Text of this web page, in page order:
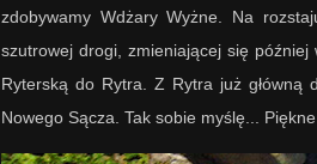
zdobywamy Wdżary Wyżne. Na
szutrowej drogi, zmieniającej się
Ryterską do Rytra. Z Rytra już główną
Nowego Sącza. Tak sobie myślę...